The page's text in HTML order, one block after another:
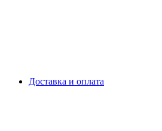
Доставка и оплата